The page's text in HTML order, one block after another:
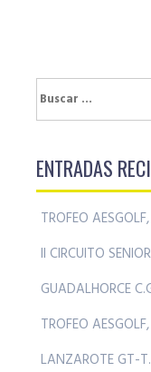
Buscar:
ENTRADAS
TROFEO
II CIRCUITO
GUADALHORCE
TROFEO
LANZAROTE GT-